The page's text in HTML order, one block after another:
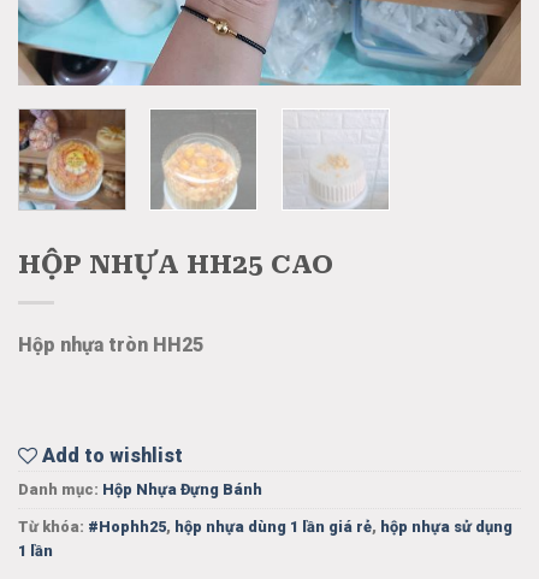
HỘP NHỰA HH25 CAO
Hộp nhựa tròn HH25
Add to wishlist
Danh mục: Hộp Nhựa Đựng Bánh
Từ khóa: #Hophh25, hộp nhựa dùng 1 lần giá rẻ, hộp nhựa sử dụng
1 lần